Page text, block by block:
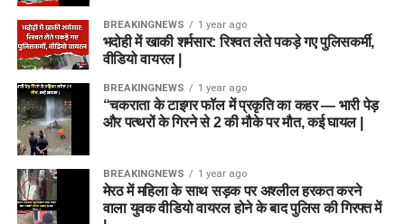
BREAKINGNEWS 1 year ago
भदोही में खाकी शर्मसार: रिश्वत लेते पकड़े गए पुलिसकर्मी,
वीडियो वायरल |
BREAKINGNEWS 1 year ago
“चकराता के टाइगर फॉल में प्रकृति का कहर — भारी पेड़
और पत्थरों के गिरने से 2 की मौके पर मौत, कई घायल |
BREAKINGNEWS 1 year ago
मेरठ में महिला के साथ सड़क पर अश्लील हरकत करने
वाला युवक वीडियो वायरल होने के बाद पुलिस की गिरफ्त में